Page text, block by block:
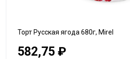
Торт Русская ягода 680г, Mirel
582,75 ₽